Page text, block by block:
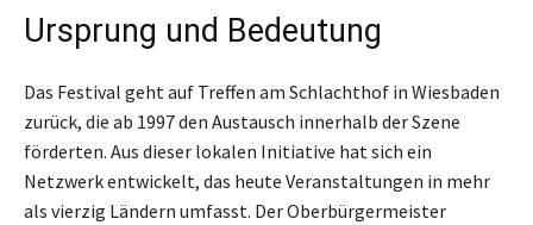
Ursprung und Bedeutung
Das Festival geht auf Treffen am Schlachthof in Wiesbaden
zurück, die ab 1997 den Austausch innerhalb der Szene
förderten. Aus dieser lokalen Initiative hat sich ein
Netzwerk entwickelt, das heute Veranstaltungen in mehr
als vierzig Ländern umfasst. Der Oberbürgermeister